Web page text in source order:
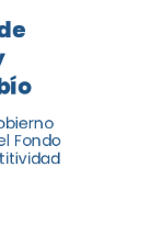
del
los
el
Fondo